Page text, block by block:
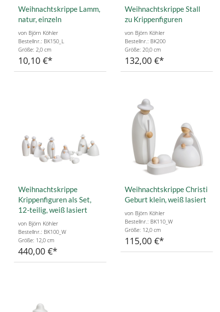
Weihnachtskrippe Lamm,
natur, einzeln
von Björn Köhler
Bestellnr.: BK150_L
Größe: 2,0 cm
10,10 €
Weihnachtskrippe Stall
zu Krippenfiguren
von Björn Köhler
Bestellnr.: BK200
Größe: 20,0 cm
132,00 €
Weihnachtskrippe
Krippenfiguren als Set,
12-teilig, weiß lasiert
von Björn Köhler
Bestellnr.: BK100_W
Größe: 12,0 cm
440,00 €
Weihnachtskrippe Christi
Geburt klein, weiß lasiert
von Björn Köhler
Bestellnr.: BK110_W
Größe: 12,0 cm
115,00 €